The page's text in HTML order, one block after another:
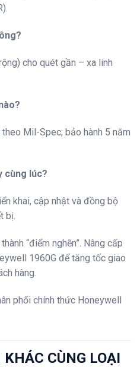
cho quét gần – xa linh
Mil-Spec; bảo hành 5 năm
cùng lúc?
khai, cập nhật và đồng bộ
bị.
“điểm nghẽn”. Nâng cấp
1960G để tăng tốc giao
hàng.
phối chính thức Honeywell
CÙNG LOẠI